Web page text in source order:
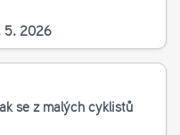
5. 2026
se z malých cyklistů